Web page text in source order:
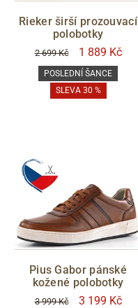
Rieker širší prozouvací
polobotky
2 699 Kč 1 889 Kč
POSLEDNÍ ŠANCE
SLEVA 30 %
Pius Gabor pánské
kožené polobotky
3 999 Kč 3 199 Kč